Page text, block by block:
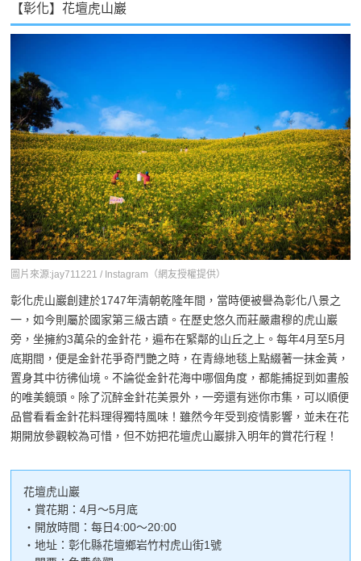
【彰化】花壇虎山巖
圖片來源:jay711221 / Instagram（網友授權提供）
彰化虎山巖創建於1747年清朝乾隆年間，當時便被譽為彰化八景之
一，如今則屬於國家第三級古蹟。在歷史悠久而莊嚴肅穆的虎山巖
旁，坐擁約3萬朵的金針花，遍布在緊鄰的山丘之上。每年4月至5月
底期間，便是金針花爭奇鬥艷之時，在青綠地毯上點綴著一抹金黃，
置身其中彷彿仙境。不論從金針花海中哪個角度，都能捕捉到如畫般
的唯美鏡頭。除了沉醉金針花美景外，一旁還有迷你市集，可以順便
品嘗看看金針花料理得獨特風味！雖然今年受到疫情影響，並未在花
期開放參觀較為可惜，但不妨把花壇虎山巖排入明年的賞花行程！
花壇虎山巖
・賞花期：4月～5月底
・開放時間：每日4:00～20:00
・地址：彰化縣花壇鄉岩竹村虎山街1號